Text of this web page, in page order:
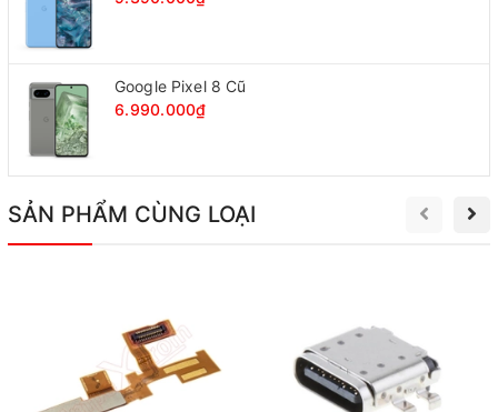
Google Pixel 8 Cũ
6.990.000₫
SẢN PHẨM CÙNG LOẠI